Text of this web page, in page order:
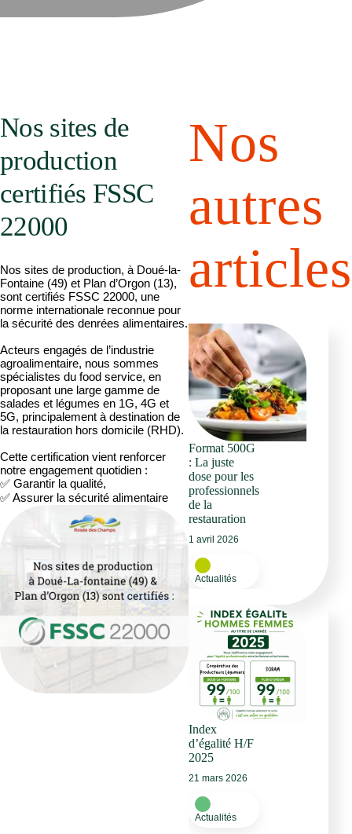
Nos sites de
production
certifiés FSSC
22000
Nos sites de production, à Doué-la-
Fontaine (49) et Plan d’Orgon (13),
sont certifiés FSSC 22000, une
norme internationale reconnue pour
la sécurité des denrées alimentaires.
Acteurs engagés de l’industrie
agroalimentaire, nous sommes
spécialistes du food service, en
proposant une large gamme de
salades et légumes en 1G, 4G et
5G, principalement à destination de
la restauration hors domicile (RHD).
Cette certification vient renforcer
notre engagement quotidien :
✅ Garantir la qualité,
✅ Assurer la sécurité alimentaire
Nos
autres
articles
Format 500G
: La juste
dose pour les
professionnels
de la
restauration
1 avril 2026
Actualités
Index
d’égalité H/F
2025
21 mars 2026
Actualités